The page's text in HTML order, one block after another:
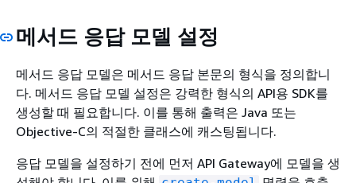
메서드 응답 모델 설정
메서드 응답 모델은 메서드 응답 본문의 형식을 정의합니
다. 메서드 응답 모델 설정은 강력한 형식의 API용 SDK를
생성할 때 필요합니다. 이를 통해 출력은 Java 또는
Objective-C의 적절한 클래스에 캐스팅됩니다.
응답 모델을 설정하기 전에 먼저 API Gateway에 모델을 생